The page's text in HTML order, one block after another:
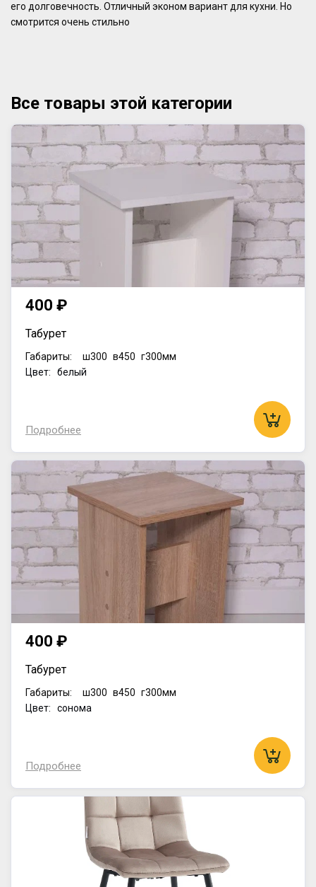
его долговечность. Отличный эконом вариант для кухни. Но
смотрится очень стильно
Все товары этой категории
400 ₽
Табурет
Габариты: ш300 в450 г300мм
Цвет: белый
Подробнее
400 ₽
Табурет
Габариты: ш300 в450 г300мм
Цвет: сонома
Подробнее